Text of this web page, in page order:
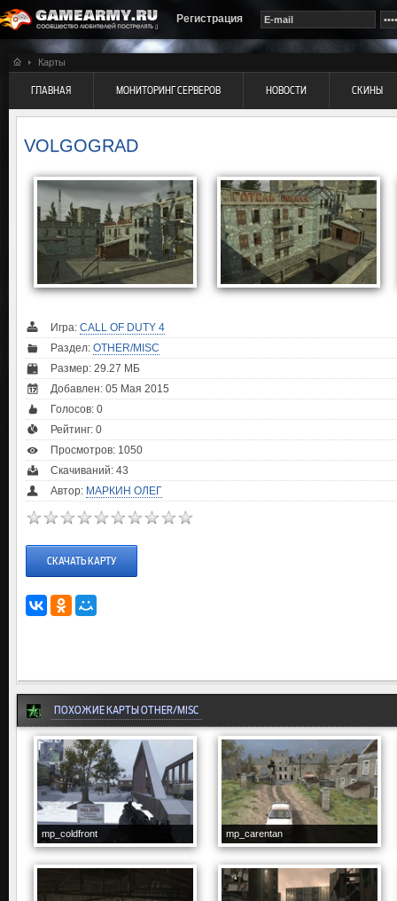
Регистрация
Карты
ГЛАВНАЯ МОНИТОРИНГ СЕРВЕРОВ НОВОСТИ СКИНЫ
VOLGOGRAD
Игра: CALL OF DUTY 4
Раздел: OTHER/MISC
Размер: 29.27 МБ
Добавлен: 05 Мая 2015
Голосов: 0
Рейтинг: 0
Просмотров: 1050
Скачиваний: 43
Автор: МАРКИН ОЛЕГ
СКАЧАТЬ КАРТУ
ПОХОЖИЕ КАРТЫ OTHER/MISC
mp_coldfront mp_carentan